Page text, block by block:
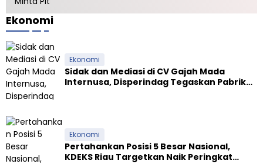
Ekonomi
Ekonomi
Sidak dan Mediasi di CV Gajah Mada
Internusa, Disperindag Tegaskan Pabrik
Ekonomi
Pertahankan Posisi 5 Besar Nasional,
KDEKS Riau Targetkan Naik Peringkat